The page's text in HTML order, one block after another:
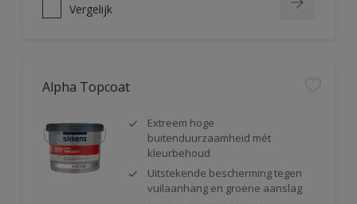
Vergelijk
Alpha Topcoat
Extreem hoge
buitenduurzaamheid mét
kleurbehoud
Uitstekende bescherming tegen
vuilaanhang en groene aanslag